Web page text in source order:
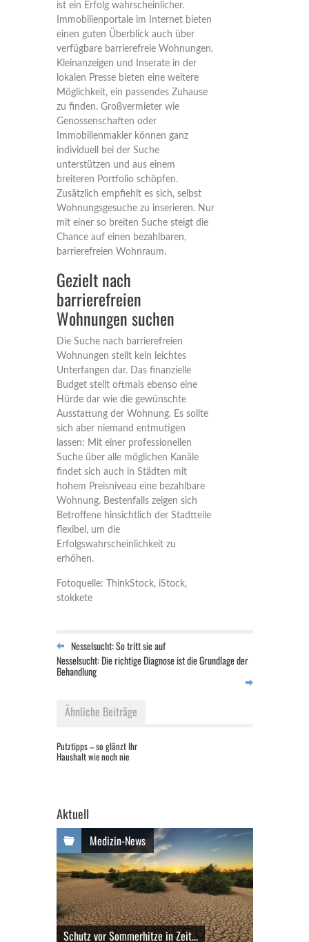
ist ein Erfolg wahrscheinlicher.
Immobilienportale im Internet bieten
einen guten Überblick auch über
verfügbare barrierefreie Wohnungen.
Kleinanzeigen und Inserate in der
lokalen Presse bieten eine weitere
Möglichkeit, ein passendes Zuhause
zu finden. Großvermieter wie
Genossenschaften oder
Immobilienmakler können ganz
individuell bei der Suche
unterstützen und aus einem
breiteren Portfolio schöpfen.
Zusätzlich empfiehlt es sich, selbst
Wohnungsgesuche zu inserieren. Nur
mit einer so breiten Suche steigt die
Chance auf einen bezahlbaren,
barrierefreien Wohnraum.
Gezielt nach
barrierefreien
Wohnungen suchen
Die Suche nach barrierefreien
Wohnungen stellt kein leichtes
Unterfangen dar. Das finanzielle
Budget stellt oftmals ebenso eine
Hürde dar wie die gewünschte
Ausstattung der Wohnung. Es sollte
sich aber niemand entmutigen
lassen: Mit einer professionellen
Suche über alle möglichen Kanäle
findet sich auch in Städten mit
hohem Preisniveau eine bezahlbare
Wohnung. Bestenfalls zeigen sich
Betroffene hinsichtlich der Stadtteile
flexibel, um die
Erfolgswahrscheinlichkeit zu
erhöhen.
Fotoquelle: ThinkStock, iStock,
stokkete
Nesselsucht: So tritt sie auf
Nesselsucht: Die richtige Diagnose ist die Grundlage der
Behandlung
Ähnliche Beiträge
Putztipps – so glänzt Ihr
Haushalt wie noch nie
Aktuell
Medizin-News
Schutz vor Sommerhitze in Zeit...